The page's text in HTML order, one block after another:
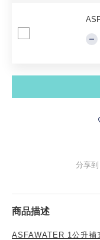
分享到
商品描述
ASFAWATER 1公升補